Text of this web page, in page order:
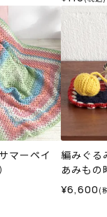
マーペイ
編みぐる
あみもの
料セット
¥6,600 (